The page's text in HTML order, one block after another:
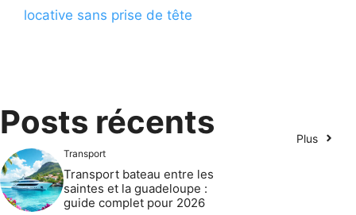
locative sans prise de tête
Posts récents Plus
Transport
Transport bateau entre les
saintes et la guadeloupe :
guide complet pour 2026